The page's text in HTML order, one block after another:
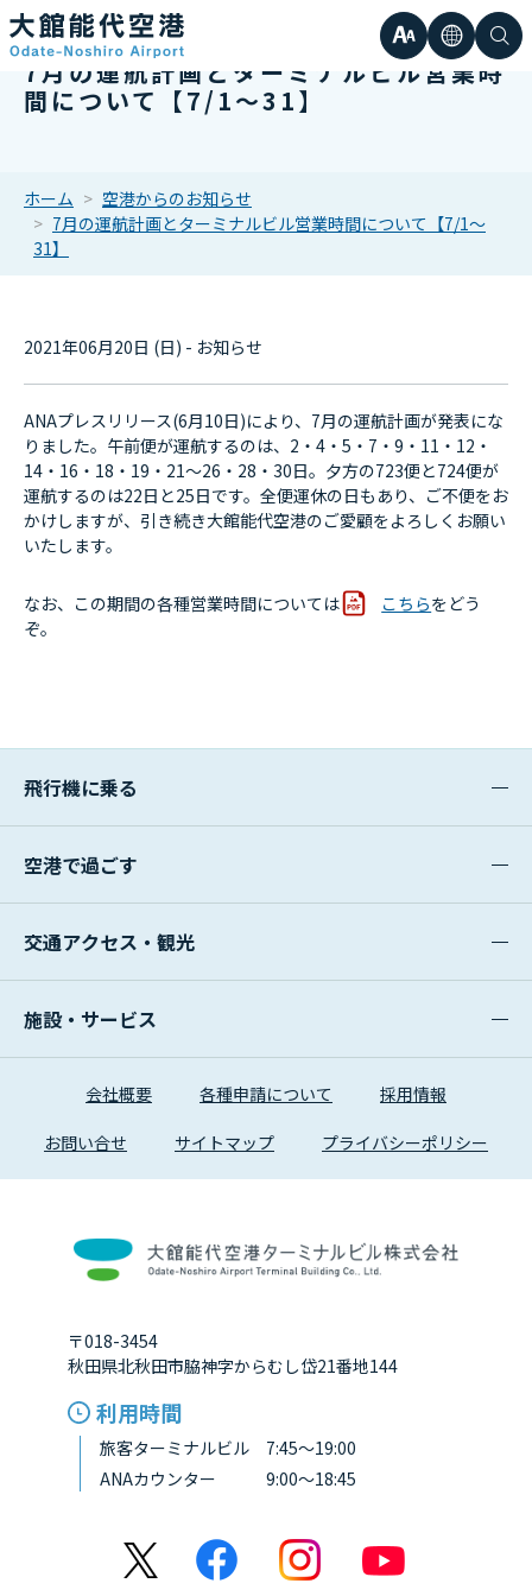
文
サ大
言日本語
検
7月の運航計画とターミナルビル営業時
間について【7/1～31】
ホーム
空港からのお知らせ
7月の運航計画とターミナルビル営業時間について【7/1～
31】
2021年06月20日 (日) - お知らせ
ANAプレスリリース(6月10日)により、7月の運航計画が発表にな
りました。午前便が運航するのは、2・4・5・7・9・11・12・
14・16・18・19・21〜26・28・30日。夕方の723便と724便が
運航するのは22日と25日です。全便運休の日もあり、ご不便をお
かけしますが、引き続き大館能代空港のご愛顧をよろしくお願い
いたします。
なお、この期間の各種営業時間については こちらをどう
ぞ。
飛行機に乗る
空港で過ごす
交通アクセス・観光
施設・サービス
会社概要 各種申請について 採用情報
お問い合せ サイトマップ プライバシーポリシー
〒018-3454
秋田県北秋田市脇神字からむし岱21番地144
利用時間
旅客ターミナルビル 7:45～19:00
ANAカウンター 9:00～18:45